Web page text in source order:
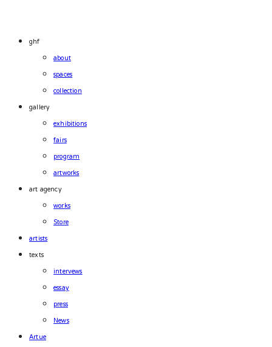
ghf
about
spaces
collection
gallery
exhibitions
fairs
program
artworks
art agency
works
Store
artists
texts
intervews
essay
press
News
Artue